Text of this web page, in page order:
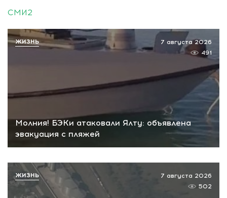
СМИ2
Молния! БЭКи атаковали Ялту: объявлена
эвакуация с пляжей
7 августа 2026
491
ЖИЗНЬ
7 августа 2026
502
ЖИЗНЬ